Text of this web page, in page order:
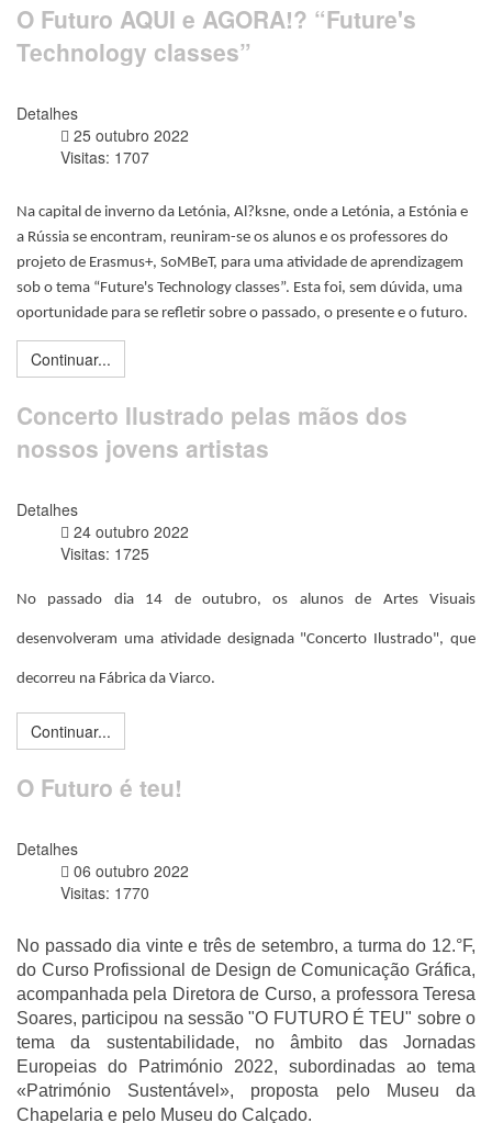
O Futuro AQUI e AGORA!? “Future's
Technology classes”
Detalhes
25 outubro 2022
Visitas: 1707
Na capital de inverno da Letónia, Al?ksne, onde a Letónia, a Estónia e
a Rússia se encontram, reuniram-se os alunos e os professores do
projeto de Erasmus+, SoMBeT, para uma atividade de aprendizagem
sob o tema “Future's Technology classes”. Esta foi, sem dúvida, uma
oportunidade para se refletir sobre o passado, o presente e o futuro.
Continuar...
Concerto Ilustrado pelas mãos dos
nossos jovens artistas
Detalhes
24 outubro 2022
Visitas: 1725
No passado dia 14 de outubro, os alunos de Artes Visuais
desenvolveram uma atividade designada "Concerto Ilustrado", que
decorreu na Fábrica da Viarco.
Continuar...
O Futuro é teu!
Detalhes
06 outubro 2022
Visitas: 1770
No passado dia vinte e três de setembro, a turma do 12.°F,
do Curso Profissional de Design de Comunicação Gráfica,
acompanhada pela Diretora de Curso, a professora Teresa
Soares, participou na sessão "O FUTURO É TEU" sobre o
tema da sustentabilidade, no âmbito das Jornadas
Europeias do Património 2022, subordinadas ao tema
«Património Sustentável», proposta pelo Museu da
Chapelaria e pelo Museu do Calçado.